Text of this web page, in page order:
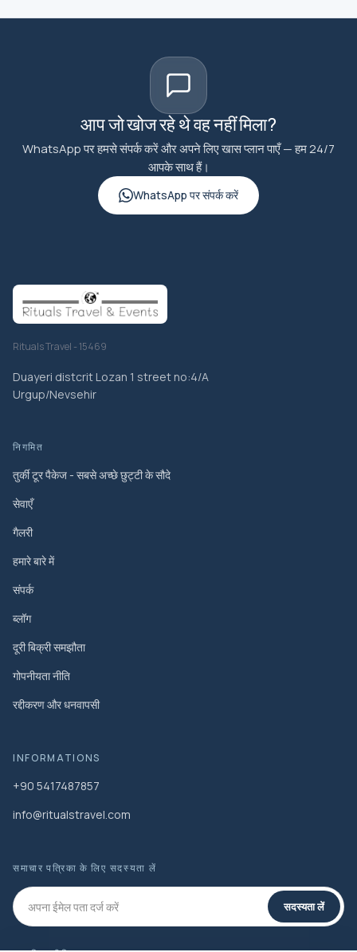
आप जो खोज रहे थे वह नहीं मिला?
WhatsApp पर हमसे संपर्क करें और अपने लिए खास प्लान पाएँ — हम 24/7
आपके साथ हैं।
WhatsApp पर संपर्क करें
Rituals Travel - 15469
Duayeri distcrit Lozan 1 street no:4/A
Urgup/Nevsehir
निगमित
तुर्की टूर पैकेज - सबसे अच्छे छुट्टी के सौदे
सेवाएँ
गैलरी
हमारे बारे में
संपर्क
ब्लॉग
दूरी बिक्री समझौता
गोपनीयता नीति
रद्दीकरण और धनवापसी
INFORMATIONS
+90 5417487857
info@ritualstravel.com
समाचार पत्रिका के लिए सदस्यता लें
सदस्यता लें